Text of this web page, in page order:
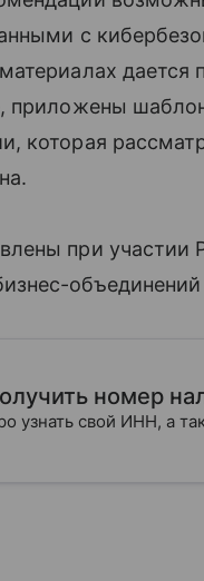
с
дается
приложены
которая
при участии
объединений
номер
узнать свой ИНН, а